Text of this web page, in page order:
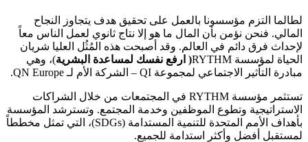
لطالما التزم مؤسسونا بالعمل على تحقيق هدف يتجاوز النجاح
المالي. فنحن نؤمن بأن المال ما هو إلا نتاج ثانوي لعمل الناس معاً
لإحداث فرق دائم في العالم. وقد أصبحت هذه المُثُل العليا شريان
الحياة لمؤسسة RYTHM
( ارفع نفسك لمساعدة البشرية)، وهي
مبادرة التأثير الاجتماعي لمجموعة QI – الشركة الأم لـ QN Europe.
تستثمر مؤسسة RYTHM في المجتمعات من خلال الشراكات
الاستراتيجية وتطوع الموظفين وخدمة المجتمع. وتسترشد المؤسسة
بأهداف الأمم المتحدة للتنمية المستدامة (SDGs)، التي تمثل مخططاً
لمستقبل أفضل وأكثر استدامة للجميع.